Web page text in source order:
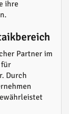
ihre
Partner im
für
Durch